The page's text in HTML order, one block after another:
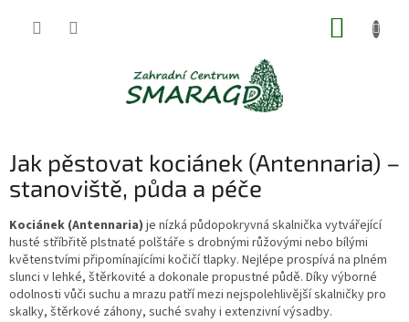
Jak pěstovat kociánek (Antennaria) –
stanoviště, půda a péče
Kociánek (Antennaria) je nízká půdopokryvná skalnička vytvářející
husté stříbřitě plstnaté polštáře s drobnými růžovými nebo bílými
květenstvími připomínajícími kočičí tlapky. Nejlépe prospívá na plném
slunci v lehké, štěrkovité a dokonale propustné půdě. Díky výborné
odolnosti vůči suchu a mrazu patří mezi nejspolehlivější skalničky pro
skalky, štěrkové záhony, suché svahy i extenzivní výsadby.